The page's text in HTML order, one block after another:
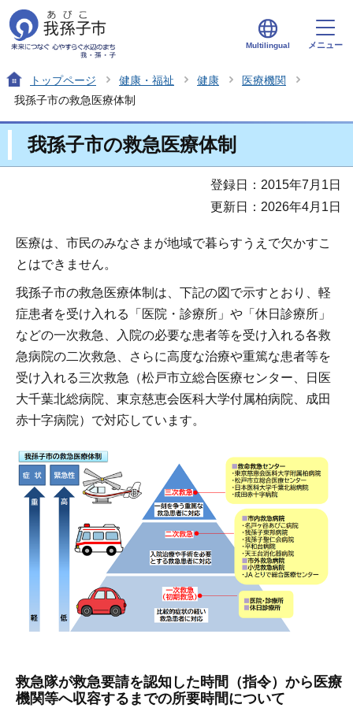
Multilingual メニュー
トップページ 健康・福祉 健康
医療機関
我孫子市の救急医療体制
我孫子市の救急医療体制
登録日：2015年7月1日
更新日：2026年4月1日
医療は、市民のみなさまが地域で暮らすうえで欠かすこ
とはできません。
我孫子市の救急医療体制は、下記の図で示すとおり、軽
症患者を受け入れる「医院・診療所」や「休日診療所」
などの一次救急、入院の必要な患者等を受け入れる各救
急病院の二次救急、さらに高度な治療や重篤な患者等を
受け入れる三次救急（松戸市立総合医療センター、日医
大千葉北総病院、東京慈恵会医科大学付属柏病院、成田
赤十字病院）で対応しています。
救急隊が救急要請を認知した時間（指令）から医療
機関等へ収容するまでの所要時間について